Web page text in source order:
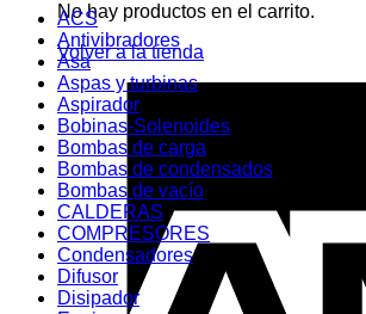
No hay productos en el carrito.
Volver a la tienda
ACS
Antivibradores
Asa
Aspas y turbinas
Aspirador
Bobinas-Solenoides
Bombas de carga
Bombas de condensados
Bombas de vacío
CALDERAS
COMPRESORES
Condensadores
Difusor
Disipador